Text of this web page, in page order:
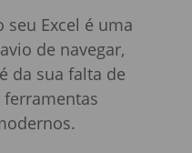
seu Excel é uma
de navegar,
da sua falta de